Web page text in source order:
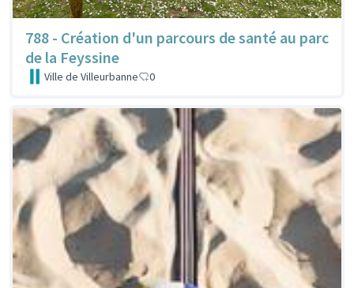
788 - Création d'un parcours de santé au parc
de la Feyssine
Ville de Villeurbanne 0